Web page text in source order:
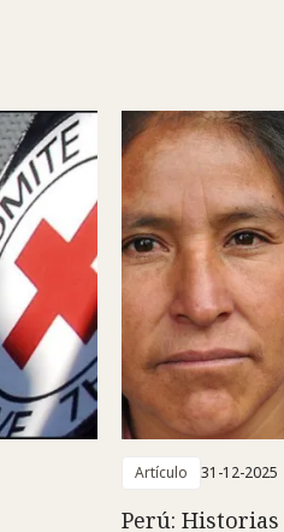
Artículo 31-12-2025
Perú: Historias